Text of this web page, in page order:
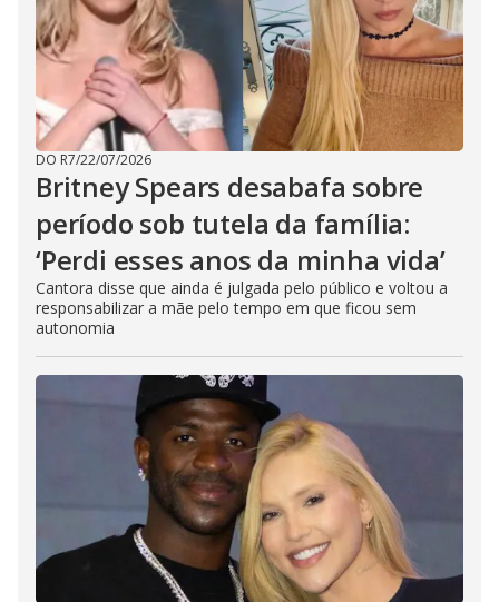
DO R7/22/07/2026
Britney Spears desabafa sobre
período sob tutela da família:
‘Perdi esses anos da minha vida’
Cantora disse que ainda é julgada pelo público e voltou a
responsabilizar a mãe pelo tempo em que ficou sem
autonomia